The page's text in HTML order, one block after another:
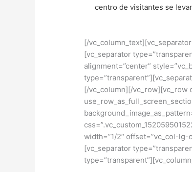
centro de visitantes se
[/
[vc_separator
alignment=”center”
[/vc_column][/vc_row][vc_row
width=”1/2″ offset=”vc_col-
[vc_separator